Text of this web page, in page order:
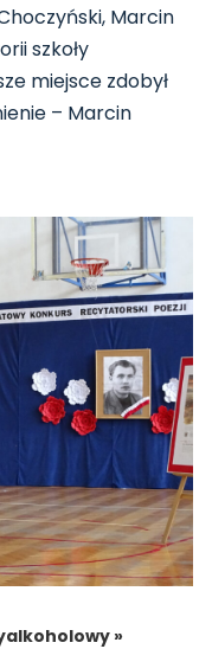
Marcin
szkoły
miejsce zdobył
– Marcin
»